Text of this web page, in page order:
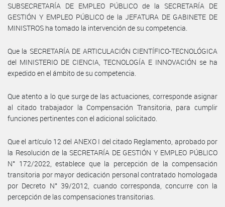
SUBSECRETARÍA DE EMPLEO PÚBLICO de la SECRETARÍA DE
GESTIÓN Y EMPLEO PÚBLICO de la JEFATURA DE GABINETE DE
MINISTROS ha tomado la intervención de su competencia.
Que la SECRETARÍA DE ARTICULACIÓN CIENTÍFICO-TECNOLÓGICA
del MINISTERIO DE CIENCIA, TECNOLOGÍA E INNOVACIÓN se ha
expedido en el ámbito de su competencia.
Que atento a lo que surge de las actuaciones, corresponde asignar
al citado trabajador la Compensación Transitoria, para cumplir
funciones pertinentes con el adicional solicitado.
Que el artículo 12 del ANEXO I del citado Reglamento, aprobado por
la Resolución de la SECRETARÍA DE GESTIÓN Y EMPLEO PÚBLICO
N° 172/2022, establece que la percepción de la compensación
transitoria por mayor dedicación personal contratado homologada
por Decreto N° 39/2012, cuando corresponda, concurre con la
percepción de las compensaciones transitorias.